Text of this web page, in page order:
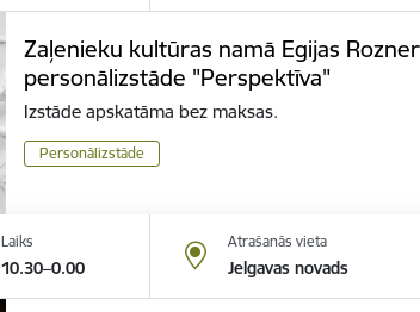
Zaļenieku kultūras namā Egijas
personālizstāde "Perspektīva"
Izstāde apskatāma bez maksas.
Personālizstāde
Laiks
10.30–0.00
Atrašanās vieta
Jelgavas novads